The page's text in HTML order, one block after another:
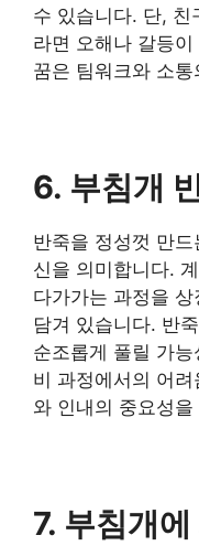
수 있습니다. 단, 친
라면 오해나 갈등
꿈은 팀워크와 소
6. 부침개
반죽을 정성껏 만
신을 의미합니다.
다가가는 과정을
담겨 있습니다. 반
순조롭게 풀릴 가
비 과정에서의 어
와 인내의 중요성
7. 부침개